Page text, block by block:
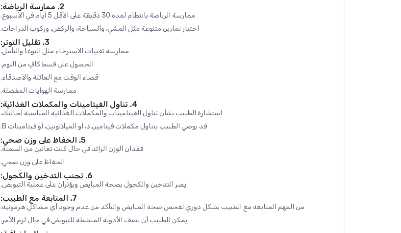
2. ممارسة الرياضة:
ممارسة الرياضة بانتظام لمدة 30 دقيقة على الأقل 5 أيام في الأسبوع.
اختيار تمارين متنوعة مثل المشي، والسباحة، والركض، وركوب الدراجات.
3. تقليل التوتر:
ممارسة تقنيات الاسترخاء مثل اليوغا والتأمل.
الحصول على قسط كافٍ من النوم.
قضاء الوقت مع العائلة والأصدقاء.
ممارسة الهوايات المفضلة.
4. تناول الفيتامينات والمكملات الغذائية:
استشارة الطبيب بشأن تناول الفيتامينات والمكملات الغذائية المناسبة لحالتك.
قد يوصي الطبيب بتناول مكملات فيتامين د، أو الميلاتونين، أو فيتامينات B.
5. الحفاظ على وزن صحي:
فقدان الوزن الزائد في حال كنت تعانين من السمنة.
الحفاظ على وزن صحي.
6. تجنب التدخين والكحول:
يضر التدخين والكحول بصحة المبايض ويؤثران على عملية التبويض.
7. المتابعة مع الطبيب:
من المهم المتابعة مع الطبيب بشكل دوري لفحص صحة المبايض والتأكد من عدم وجود أي مشاكل هرمونية.
يمكن للطبيب أن يصف الأدوية المنشطة للتبويض في حال لزم الأمر.